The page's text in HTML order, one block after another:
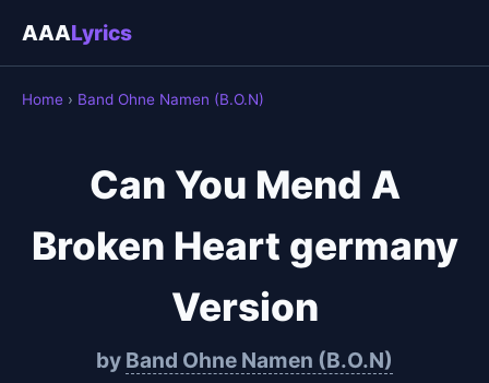
AAALyrics
Home › Band Ohne Namen (B.O.N)
Can You Mend A
Broken Heart germany
Version
by Band Ohne Namen (B.O.N)